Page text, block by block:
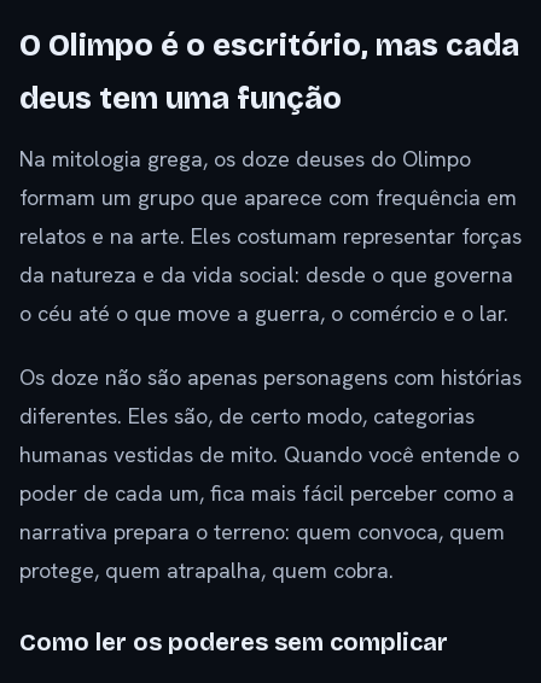
O Olimpo é o escritório, mas cada
deus tem uma função
Na mitologia grega, os doze deuses do Olimpo
formam um grupo que aparece com frequência em
relatos e na arte. Eles costumam representar forças
da natureza e da vida social: desde o que governa
o céu até o que move a guerra, o comércio e o lar.
Os doze não são apenas personagens com histórias
diferentes. Eles são, de certo modo, categorias
humanas vestidas de mito. Quando você entende o
poder de cada um, fica mais fácil perceber como a
narrativa prepara o terreno: quem convoca, quem
protege, quem atrapalha, quem cobra.
Como ler os poderes sem complicar